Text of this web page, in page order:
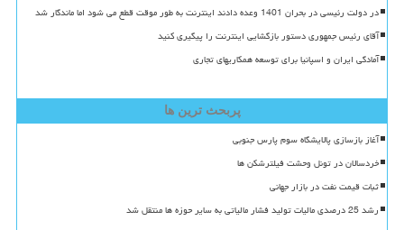
در دولت رئیسی در بحران 1401 وعده دادند اینترنت به طور موقت قطع می شود اما ماندگار شد
آقای رئیس جمهوری دستور بازگشایی اینترنت را پیگیری کنید
آمادگی ایران و اسپانیا برای توسعه همکاریهای تجاری
پربحث ترین ها
آغاز بازسازی پالایشگاه سوم پارس جنوبی
خردسالان در تونل وحشت فیلترشکن ها
ثبات قیمت نفت در بازار جهانی
رشد 25 درصدی مالیات تولید فشار مالیاتی به سایر حوزه ها منتقل شد